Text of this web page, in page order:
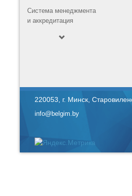
Система менеджмента
и аккредитация
220053, г. Минск,
info@belgim.by